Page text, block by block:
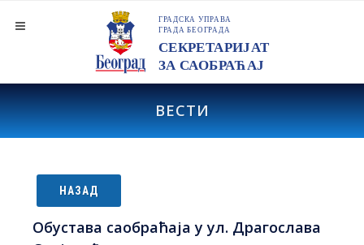
ВЕСТИ
НАЗАД
Обустава саобраћаја у ул. Драгослава